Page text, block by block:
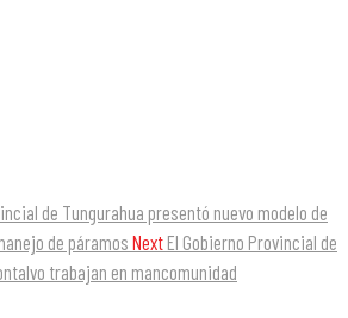
de Tungurahua presentó nuevo modelo de
de páramos Next El Gobierno Provincial de
trabajan en mancomunidad